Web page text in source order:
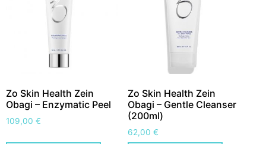
Zo Skin Health Zein
Obagi – Enzymatic Peel
109,00 €
Zo Skin Health Zein
Obagi – Gentle Cleanser
(200ml)
62,00€